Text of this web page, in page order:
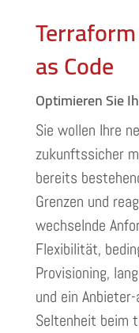
as Code
Optimieren Sie
Sie wollen Ihre
zukunftssicher
bereits
Grenzen und
wechselnde
Flexibilität,
Provisioning,
und ein
Seltenheit beim